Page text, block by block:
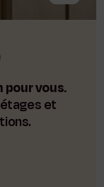
pour vous.
et